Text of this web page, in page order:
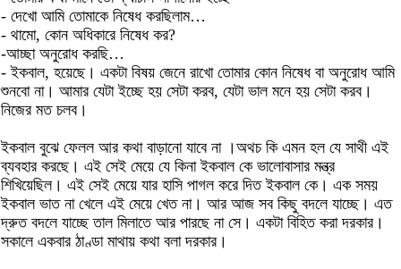
- দেখো আমি তোমাকে নিষেধ করছিলাম…
- থামো, কোন অধিকারে নিষেধ কর?
-আচ্ছা অনুরোধ করছি…
- ইকবাল, হয়েছে। একটা বিষয় জেনে রাখো তোমার কোন নিষেধ বা অনুরোধ আমি
শুনবো না। আমার যেটা ইচ্ছে হয় সেটা করব, যেটা ভাল মনে হয় সেটা করব।
নিজের মত চলব।
ইকবাল বুঝে ফেলল আর কথা বাড়ানো যাবে না ।অথচ কি এমন হল যে সাথী এই
ব্যবহার করছে। এই সেই মেয়ে যে কিনা ইকবাল কে ভালোবাসার মন্ত্র
শিখিয়েছিল। এই সেই মেয়ে যার হাসি পাগল করে দিত ইকবাল কে। এক সময়
ইকবাল ভাত না খেলে এই মেয়ে খেত না। আর আজ সব কিছু বদলে যাচ্ছে। এত
দ্রুত বদলে যাচ্ছে তাল মিলাতে আর পারছে না সে। একটা বিহিত করা দরকার।
সকালে একবার ঠাণ্ডা মাথায় কথা বলা দরকার।